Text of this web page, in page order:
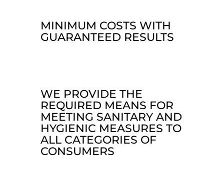
MINIMUM COSTS WITH
GUARANTEED RESULTS
WE PROVIDE THE
REQUIRED MEANS FOR
MEETING SANITARY AND
HYGIENIC MEASURES TO
ALL CATEGORIES OF
CONSUMERS